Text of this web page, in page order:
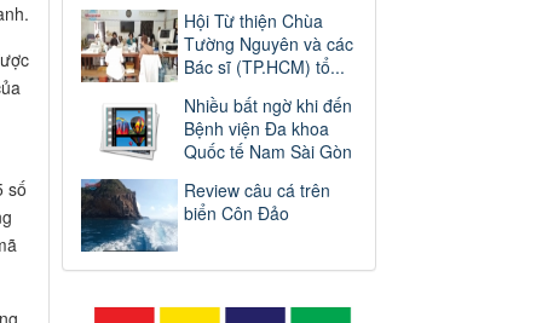
số
Hội Từ thiện Chùa
Tường Nguyên và các
Bác sĩ (TP.HCM) tổ...
Nhiều bất ngờ khi đến
Bệnh viện Đa khoa
Quốc tế Nam Sài Gòn
Review câu cá trên
biển Côn Đảo